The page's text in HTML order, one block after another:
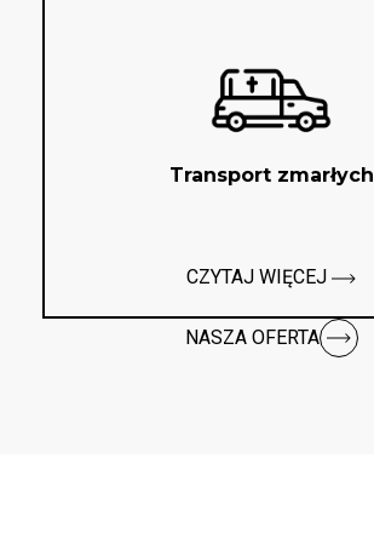
Transport zmarłych
CZYTAJ WIĘCEJ
NASZA OFERTA